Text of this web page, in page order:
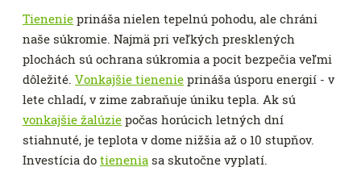
Tienenie prináša nielen tepelnú pohodu, ale chráni
naše súkromie. Najmä pri veľkých presklených
plochách sú ochrana súkromia a pocit bezpečia veľmi
dôležité. Vonkajšie tienenie prináša úsporu energií - v
lete chladí, v zime zabraňuje úniku tepla. Ak sú
vonkajšie žalúzie počas horúcich letných dní
stiahnuté, je teplota v dome nižšia až o 10 stupňov.
Investícia do tienenia sa skutočne vyplatí.